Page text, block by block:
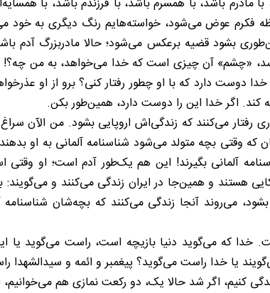
باشد، با همسرم باشد، با فرزندم باشد، با
فکرم عوض می‌شود، خواسته‌هایم رنگ دیگری به خود
بشود قضیه برعکس می‌شود؛ حالا مادربزرگ آدم
«چشم» آن چیزی است که خدا می‌خواهد، به من
دارد که با او چطور رفتار کنی؟ برو از او
کند. اگر خدا این را دوست دارد، همین‌طور بکن.
رفتار می‌کنند که زندگی‌اش اروپایی بشود. من الآن
که وقتی بچه متولد می‌شود شناسنامه آلمانی به او
آلمانی بگیرند! این هم یک‌طور آدم است؛ او وقتی
هستند و همین‌جا در ایران زندگی می‌کنند و می‌گویند:
می‌روند آنجا زندگی می‌کنند که بچه‌شان شناسنامه
که می‌گوید دنیا بازیچه است، راست می‌گوید یا
یا خدا راست می‌گوید؟ پیغمبر و ائمه و سیدالشهدا
کنیم، اگر شد حالا یک، دو رکعت نمازی هم